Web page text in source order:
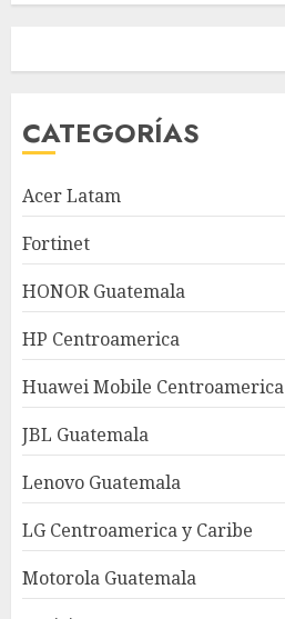
CATEGORÍAS
Acer Latam
Fortinet
HONOR Guatemala
HP Centroamerica
Huawei Mobile Centroamerica
JBL Guatemala
Lenovo Guatemala
LG Centroamerica y Caribe
Motorola Guatemala